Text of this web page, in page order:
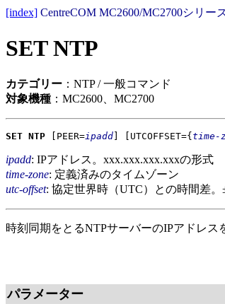
[index] CentreCOM MC2600/MC2700シリー
SET NTP
カテゴリー ：NTP / 一般コマンド
対象機種 ：MC2600、MC2700
SET NTP [PEER=ipadd [UTCOFFSET={ time-
ipadd: IPアドレス。xxx.xxx.xxx.xxxの形式
time-zone: 定義済みのタイムゾーン
utc-offset: 協定世界時（UTC）との時間差
時刻同期をとるNTPサーバーのIPアドレ
パラメーター